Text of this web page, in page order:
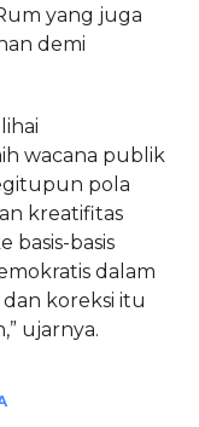
yang juga
demi
wacana publik
pola
kreatifitas
basis-basis
dalam
koreksi itu
ujarnya.